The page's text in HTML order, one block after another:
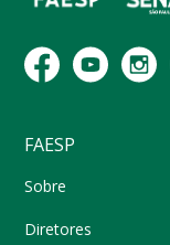
FAESP
Sobre
Diretores